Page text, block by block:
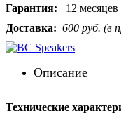
Гарантия: 12 месяцев
Доставка: 600 руб. (в
Описание
Технические